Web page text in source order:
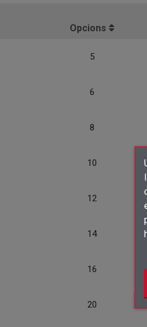
Opcions
5
6
8
10
12
14
16
20